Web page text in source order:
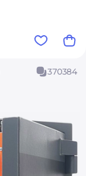
370384